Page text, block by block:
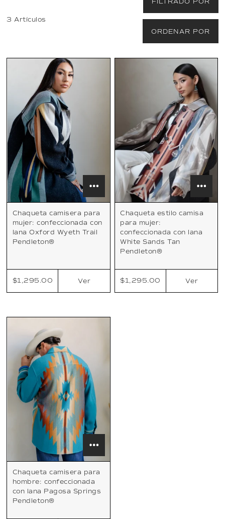
3 Artículos
ORDENAR POR
Chaqueta camisera para
mujer: confeccionada con
lana Oxford Wyeth Trail
Pendleton®
$1,295.00 Ver
Chaqueta estilo camisa
para mujer:
confeccionada con lana
White Sands Tan
Pendleton®
$1,295.00 Ver
Chaqueta camisera para
hombre: confeccionada
con lana Pagosa Springs
Pendleton®